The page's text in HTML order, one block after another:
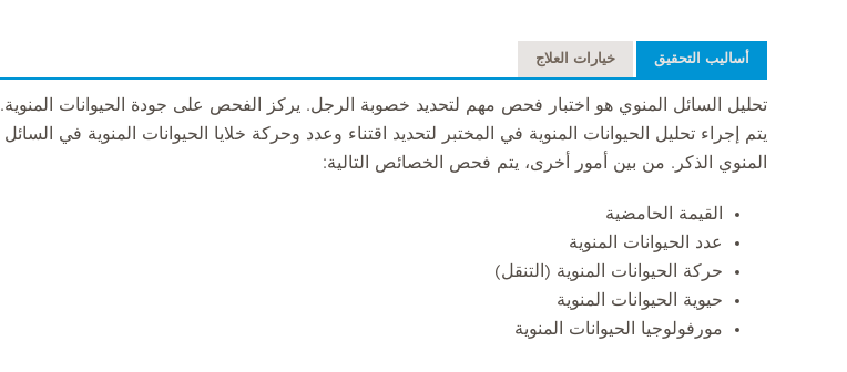
أساليب التحقيق خيارات العلاج
تحليل السائل المنوي هو اختبار فحص مهم لتحديد خصوبة الرجل. يركز الفحص على جودة الحيوانات المنوية.
يتم إجراء تحليل الحيوانات المنوية في المختبر لتحديد اقتناء وعدد وحركة خلايا الحيوانات المنوية في السائل
المنوي الذكر. من بين أمور أخرى، يتم فحص الخصائص التالية:
القيمة الحامضية
عدد الحيوانات المنوية
حركة الحيوانات المنوية (التنقل)
حيوية الحيوانات المنوية
مورفولوجيا الحيوانات المنوية